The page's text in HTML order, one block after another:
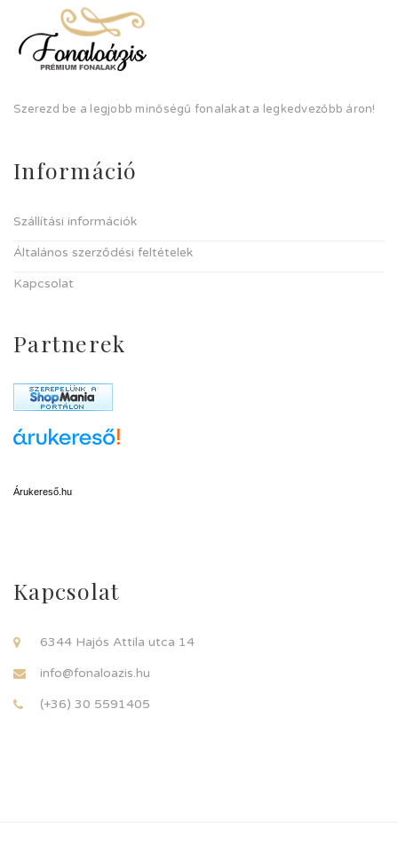
Szerezd be a legjobb minőségű fonalakat a legkedvezőbb áron!
Információ
Szállítási információk
Általános szerződési feltételek
Kapcsolat
Partnerek
Árukereső.hu
Kapcsolat
6344 Hajós Attila utca 14
info@fonaloazis.hu
(+36) 30 5591405